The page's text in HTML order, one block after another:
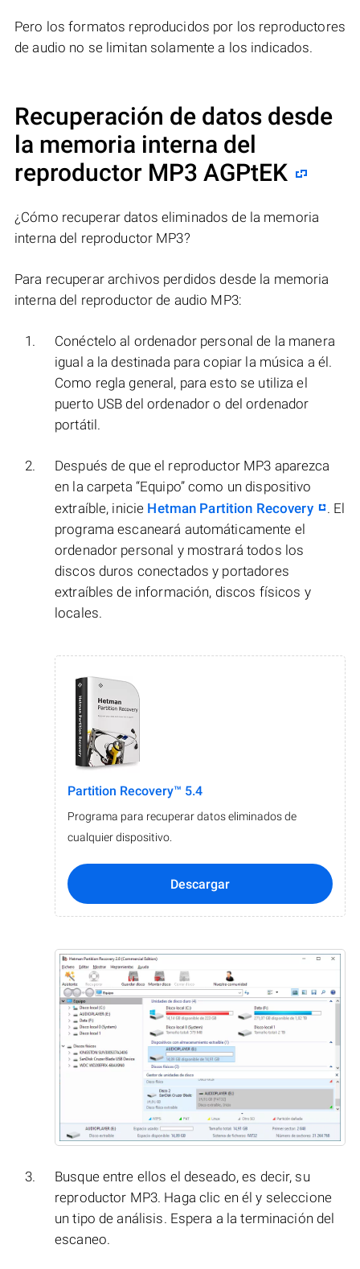
Pero los formatos reproducidos por los reproductores
de audio no se limitan solamente a los indicados.
Recuperación de datos desde
la memoria interna del
reproductor MP3 AGPtEK
¿Cómo recuperar datos eliminados de la memoria
interna del reproductor MP3?
Para recuperar archivos perdidos desde la memoria
interna del reproductor de audio MP3:
Conéctelo al ordenador personal de la manera
igual a la destinada para copiar la música a él.
Como regla general, para esto se utiliza el
puerto USB del ordenador o del ordenador
portátil.
Después de que el reproductor MP3 aparezca
en la carpeta “Equipo” como un dispositivo
extraíble, inicie Hetman Partition Recovery
. El
programa escaneará automáticamente el
ordenador personal y mostrará todos los
discos duros conectados y portadores
extraíbles de información, discos físicos y
locales.
Partition Recovery™ 5.4
Programa para recuperar datos eliminados de
cualquier dispositivo.
Descargar
Busque entre ellos el deseado, es decir, su
reproductor MP3. Haga clic en él y seleccione
un tipo de análisis. Espera a la terminación del
escaneo.